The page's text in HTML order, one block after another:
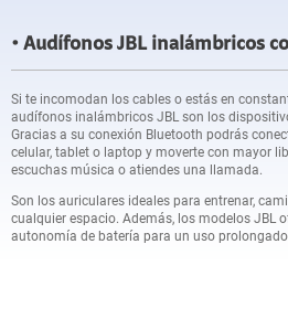
Audífonos JBL inalámbricos
Si te incomodan los cables o estás en
audífonos inalámbricos JBL son los
Gracias a su conexión Bluetooth podrás
celular, tablet o laptop y moverte con mayor
escuchas música o atiendes una llamada.
Son los auriculares ideales para entrenar,
cualquier espacio. Además, los modelos JBL
autonomía de batería para un uso